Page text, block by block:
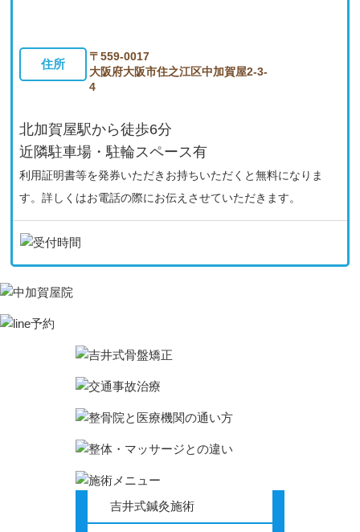
住所
〒559-0017
大阪府大阪市住之江区中加賀屋2-3-
4
北加賀屋駅から徒歩6分
近隣駐車場・駐輪スペース有
利用証明書等を発券いただきお持ちいただくと無料になりま
す。詳しくはお電話の際にお伝えさせていただきます。
吉井式鍼灸施術